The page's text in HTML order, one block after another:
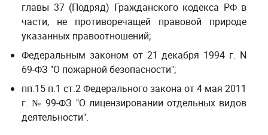
главы 37 (Подряд) Гражданского кодекса РФв
части, не противоречащей правовой природе
указанных правоотношений;
Федеральным законом от 21 декабря 1994 г. N
69-ФЗ "О пожарной безопасности";
пп.15 п.1 ст.2Федерального закона от 4 мая 2011
г. № 99-ФЗ "О лицензировании отдельных видов
деятельности".